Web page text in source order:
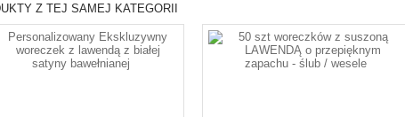
Z TEJ SAMEJ KATEGORII